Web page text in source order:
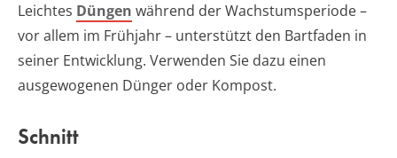
Leichtes Düngen während der Wachstumsperiode –
vor allem im Frühjahr – unterstützt den Bartfaden in
seiner Entwicklung. Verwenden Sie dazu einen
ausgewogenen Dünger oder Kompost.
Schnitt